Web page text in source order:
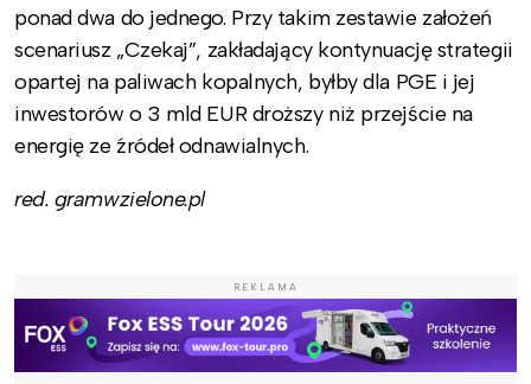
ponad dwa do jednego. Przy takim zestawie założeń
scenariusz „Czekaj”, zakładający kontynuację strategii
opartej na paliwach kopalnych, byłby dla PGE i jej
inwestorów o 3 mld EUR droższy niż przejście na
energię ze źródeł odnawialnych.
red. gramwzielone.pl
REKLAMA